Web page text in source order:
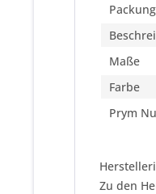
Packung
Maße
Farbe
Prym
Zu den